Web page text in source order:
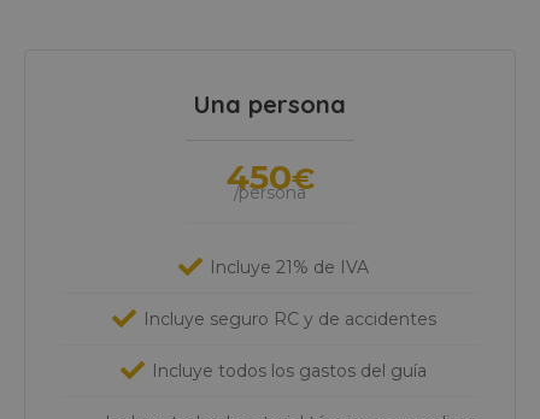
Una persona
450€
/persona
Incluye 21% de IVA
Incluye seguro RC y de accidentes
Incluye todos los gastos del guía